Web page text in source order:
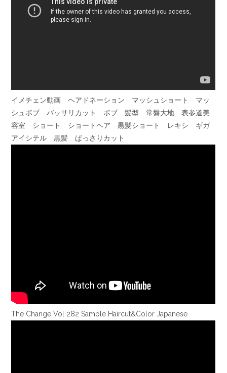
イメチェン動画 ヘアドネーション マッシュショート マッ
シュボブ バッサリカット ボブ 髪型 常盤大地 表参道美
容室 ショート ショートヘア 黒髪ショート レキシ ギガ
アイシテル 黒髪 ばっさりカット
The Change Vol 282 Sample Haircut&Color Japanese